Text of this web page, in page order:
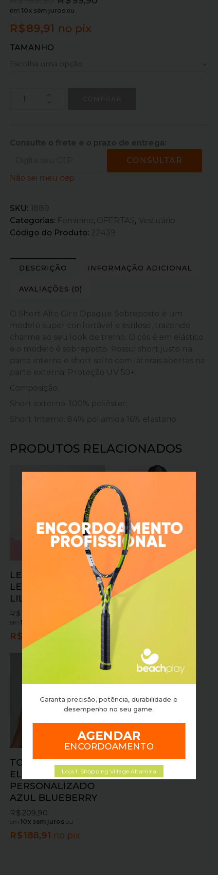
Garanta precisão, potência, durabilidade e
desempenho no seu game.
AGENDAR
ENCORDOAMENTO
Loja 1: Shopping Village Altamira
em10x sem juros ou
R$89,91 no pix
TAMANHO
Consulte o frete e o prazo de entrega:
CONSULTAR
Não sei meu cep
SKU: 1889
Categorias: Feminino , OFERTAS , Vestuário
Código do Produto: 22439
DESCRIÇÃO INFORMAÇÃO ADICIONAL
AVALIAÇÕES (0)
O Short Alto Giro Opaque Sobreposto é um
modelo super confortável e estiloso, trazendo
charme ao seu look de treino. O cós é em elástico
e o modelo é sobreposto. Possui short justo na
parte interna e short solto com laterais abertas na
parte externa. Proteção UV 50+.
Composição:
Short externo: 100% poliéster;
Short Interno: 84% poliamida 16% elastano.
PRODUTOS RELACIONADOS
LEGGING JUV. FILA
LETTER FUN II
LILAS PASTEL
R$
em10x sem juros ou
R$ 116,91 no pix
CORTA VENTO
BENNU JERI
BRANCO
R$
em
R$
TOP ALTO GIRO
ELASTICO
PERSONALIZADO
AZUL BLUEBERRY
R$ 209,90
em10x sem juros ou
R$188,91 no pix